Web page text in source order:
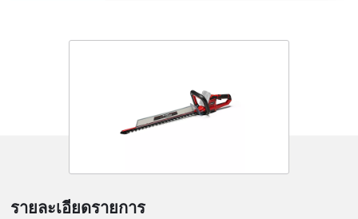
รายละเอียดรายการ